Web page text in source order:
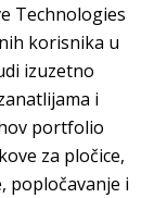
Technologies
korisnika u
izuzetno
i
portfolio
za pločice,
popločavanje i